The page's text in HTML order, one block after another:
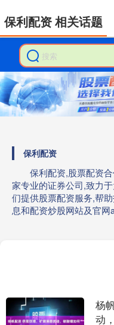
保利配资
保利配资,股票配资
家专业的证券公司,致力
们提供股票配资服务,帮
息和配资炒股网站及官网
保利配资 相关话题
杨
动